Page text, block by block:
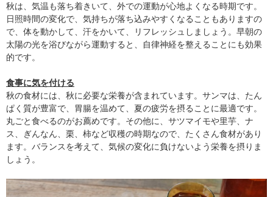
秋は、気温も落ち着きいて、外での運動が心地よくなる時期です。
日照時間の変化で、気持ちが落ち込みやすくなることもありますの
で、体を動かして、汗をかいて、リフレッシュしましょう。早朝の
太陽の光を浴びながら運動すると、自律神経を整えることにも効果
的です。
食事に気を付ける
秋の食材には、秋に必要な栄養が含まれています。サンマは、たん
ぱく質が豊富で、胃腸を温めて、夏の疲労を摂ることに最適です。
丸ごと食べるのがお薦めです。その他に、サツマイモや里芋、ナ
ス、ぎんなん、栗、柿など収穫の時期なので、たくさん食材があり
ます。バランスを考えて、気候の変化に負けないよう栄養を摂りま
しょう。